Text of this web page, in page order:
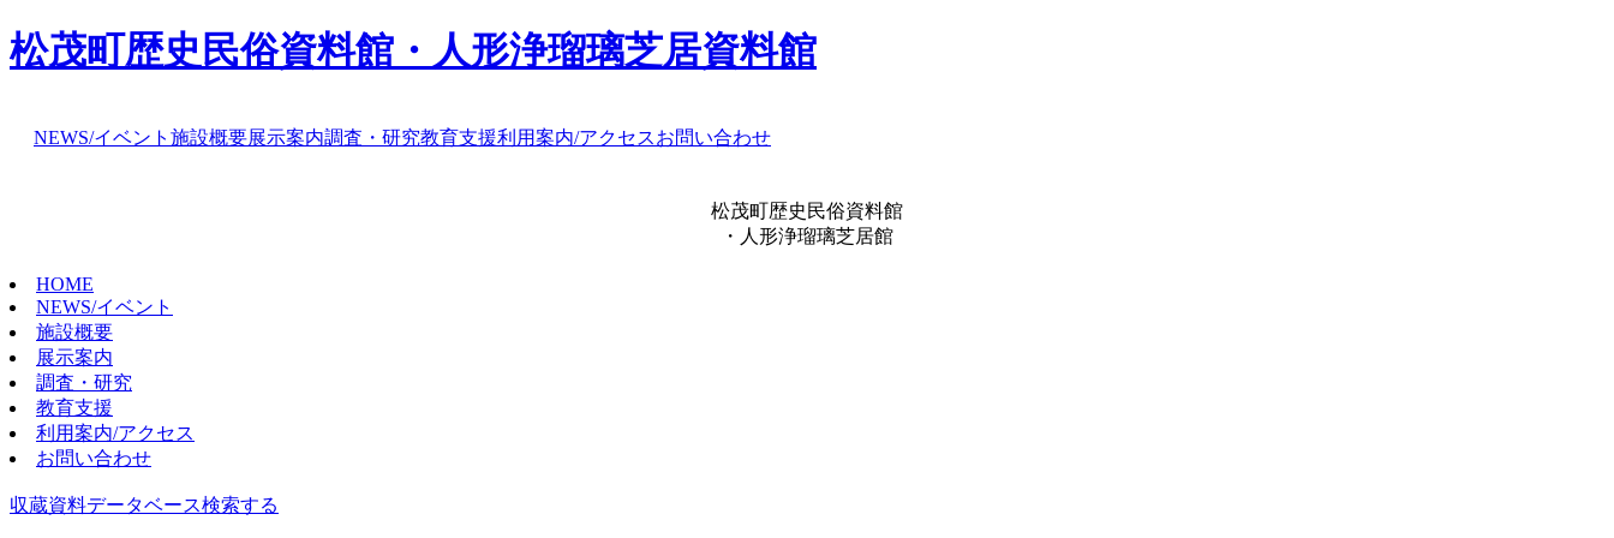
松茂町歴史民俗資料館・人形浄瑠璃芝居資料館
NEWS/イベント 施設概要展示案内調査・研究教育支援利用案内/アクセスお問い合わせ
松茂町歴史民俗資料館
・人形浄瑠璃芝居館
HOME
NEWS/イベント
施設概要
展示案内
調査・研究
教育支援
利用案内/アクセス
お問い合わせ
収蔵資料データベース検索する